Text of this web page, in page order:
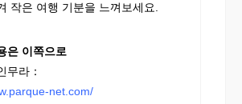
작은 여행 기분을 느껴보세요.
은 이쪽으로
무라：
net.com/